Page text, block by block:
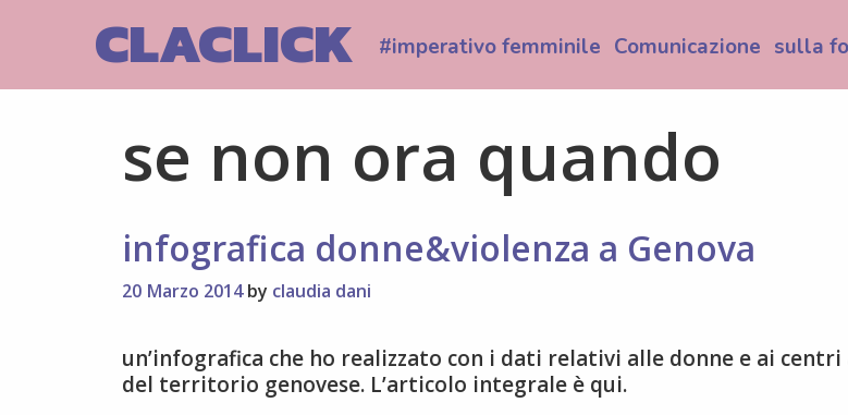
CLACLICK #imperativo femminile Comunicazione sulla
se non ora quando
infografica donne&violenza a Genova
20 Marzo 2014 by claudia dani
un’infografica che ho realizzato con i dati relativi alle donne e ai
del territorio genovese. L’articolo integrale è qui.